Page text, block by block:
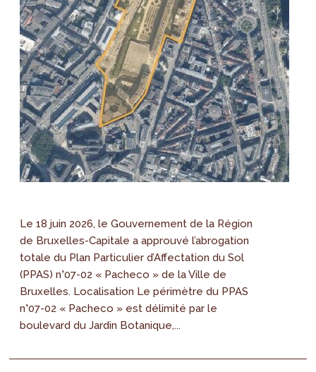
Le 18 juin 2026, le Gouvernement de la Région
de Bruxelles-Capitale a approuvé l’abrogation
totale du Plan Particulier d’Affectation du Sol
(PPAS) n°07-02 « Pacheco » de la Ville de
Bruxelles. Localisation Le périmètre du PPAS
n°07-02 « Pacheco » est délimité par le
boulevard du Jardin Botanique,...